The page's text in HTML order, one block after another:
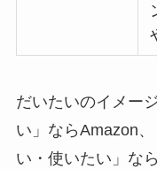
だいたいのイメー
い」ならAmazon
い・使いたい」な